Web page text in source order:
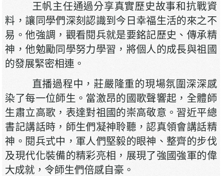
王帆主任通過分享真實歷史故事和抗戰資
料，讓同學們深刻認識到今日幸福生活的來之不
易。他強調，觀看閱兵就是要銘記歷史、傳承精
神，他勉勵同學努力學習，將個人的成長與祖國
的發展緊密相連。
直播過程中，莊嚴隆重的現場氛圍深深感
染了每一位師生。當激昂的國歌聲響起，全體師
生肅立高歌，表達對祖國的崇高敬意。習近平總
書記講話時，師生們凝神聆聽，認真領會講話精
神。閱兵式中，軍人們堅毅的眼神、整齊的步伐
及現代化裝備的精彩亮相，展現了強國強軍的偉
大成就，令師生們倍感自豪。